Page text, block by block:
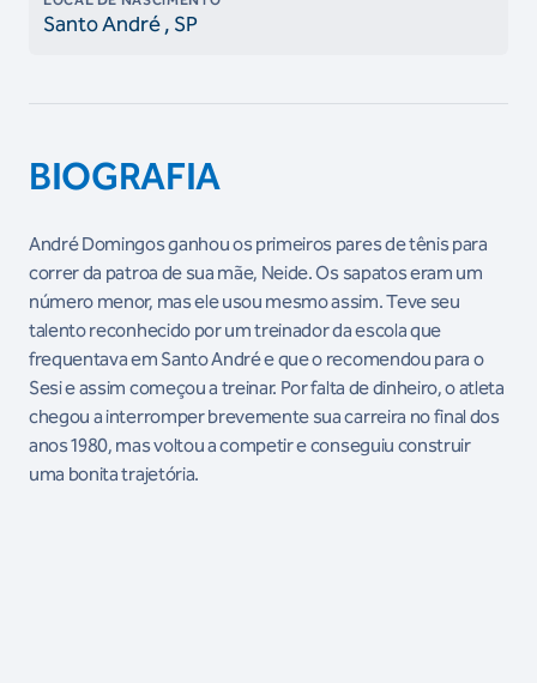
Santo André, SP
BIOGRAFIA
André Domingos ganhou os primeiros pares de tênis para
correr da patroa de sua mãe, Neide. Os sapatos eram um
número menor, mas ele usou mesmo assim. Teve seu
talento reconhecido por um treinador da escola que
frequentava em Santo André e que o recomendou para o
Sesi e assim começou a treinar. Por falta de dinheiro, o atleta
chegou a interromper brevemente sua carreira no final dos
anos 1980, mas voltou a competir e conseguiu construir
uma bonita trajetória.